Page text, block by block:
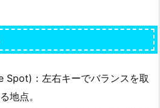
Spot)：左右キーでバランスを取
地点。